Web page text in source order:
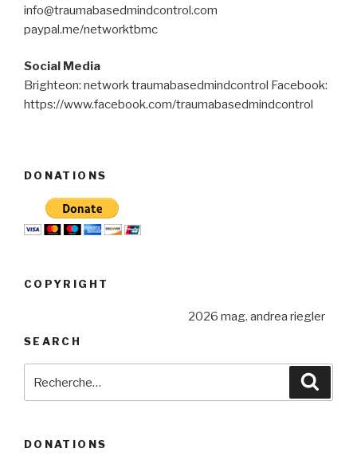
info@traumabasedmindcontrol.com
paypal.me/networktbmc
Social Media
Brighteon: network traumabasedmindcontrol Facebook:
https://www.facebook.com/traumabasedmindcontrol
DONATIONS
COPYRIGHT
2026 mag. andrea riegler
SEARCH
DONATIONS